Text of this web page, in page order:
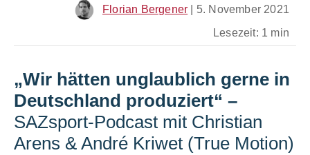
Florian Bergener
5. November 2021
Lesezeit: 1 min
„Wir hätten unglaublich gerne in
Deutschland produziert“ –
SAZsport-Podcast mit Christian
Arens & André Kriwet (True Motion)